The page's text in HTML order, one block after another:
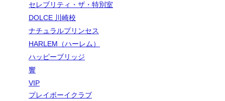
セレブリティ・ザ・特別室
DOLCE 川崎校
ナチュラルプリンセス
HARLEM（ハーレム）
ハッピーブリッジ
響
VIP
プレイボーイクラブ